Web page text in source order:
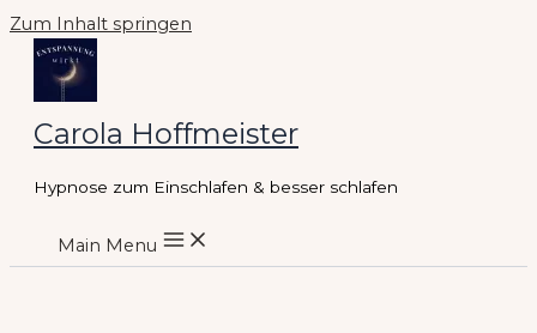
Zum Inhalt springen
Carola Hoffmeister
Hypnose zum Einschlafen & besser schlafen
Main Menu